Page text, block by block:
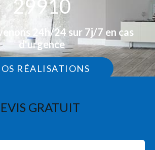
29910
24h/24 sur 7j/7 en cas
d'urgence
RÉALISATIONS
GRATUIT